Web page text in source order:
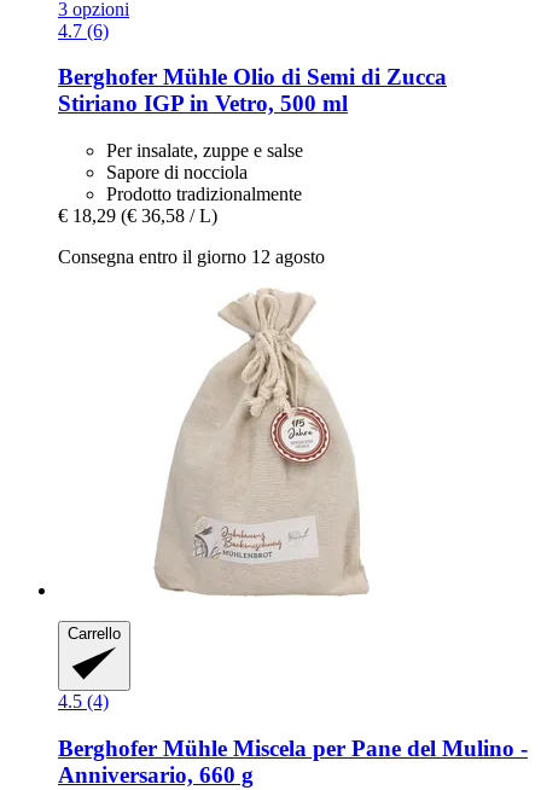
3 opzioni
4.7 (6)
Berghofer Mühle Olio di Semi di Zucca
Stiriano IGP in Vetro, 500 ml
Per insalate, zuppe e salse
Sapore di nocciola
Prodotto tradizionalmente
€ 18,29 (€ 36,58 / L)
Consegna entro il giorno 12 agosto
Carrello
4.5 (4)
Berghofer Mühle Miscela per Pane del Mulino -​
Anniversario, 660 g